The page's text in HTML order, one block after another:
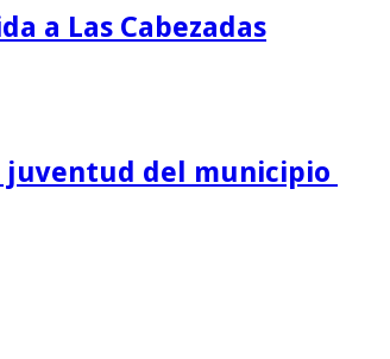
a Las Cabezadas
juventud del municipio